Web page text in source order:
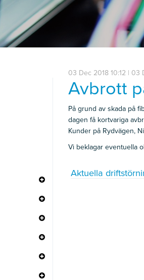
03 Dec 2018 10:12 | 03
Avbrott
På grund av skada på
dagen få kortvariga
Kunder på Rydvägen,
Vi beklagar eventuella
Aktuella